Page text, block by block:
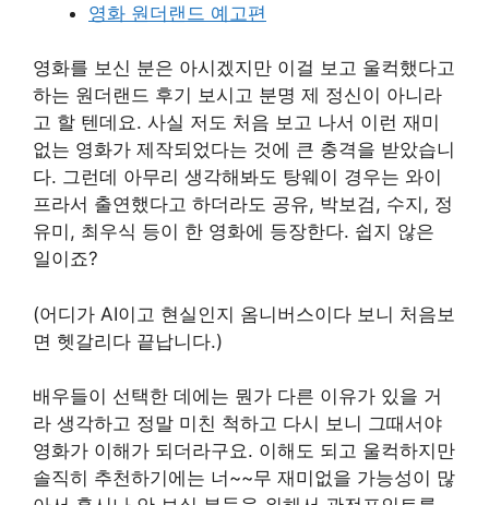
영화 원더랜드 예고편
영화를 보신 분은 아시겠지만 이걸 보고 울컥했다고
하는 원더랜드 후기 보시고 분명 제 정신이 아니라
고 할 텐데요. 사실 저도 처음 보고 나서 이런 재미
없는 영화가 제작되었다는 것에 큰 충격을 받았습니
다. 그런데 아무리 생각해봐도 탕웨이 경우는 와이
프라서 출연했다고 하더라도 공유, 박보검, 수지, 정
유미, 최우식 등이 한 영화에 등장한다. 쉽지 않은
일이죠?
(어디가 AI이고 현실인지 옴니버스이다 보니 처음보
면 헷갈리다 끝납니다.)
배우들이 선택한 데에는 뭔가 다른 이유가 있을 거
라 생각하고 정말 미친 척하고 다시 보니 그때서야
영화가 이해가 되더라구요. 이해도 되고 울컥하지만
솔직히 추천하기에는 너~~무 재미없을 가능성이 많